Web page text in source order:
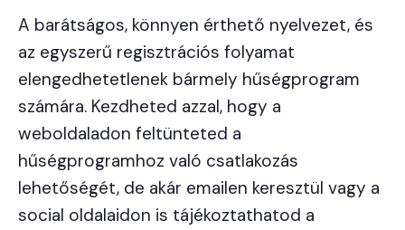
A barátságos, könnyen érthető nyelvezet, és
az egyszerű regisztrációs folyamat
elengedhetetlenek bármely hűségprogram
számára. Kezdheted azzal, hogy a
weboldaladon feltünteted a
hűségprogramhoz való csatlakozás
lehetőségét, de akár emailen keresztül vagy a
social oldalaidon is tájékoztathatod a